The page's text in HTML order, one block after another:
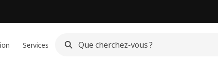
Services